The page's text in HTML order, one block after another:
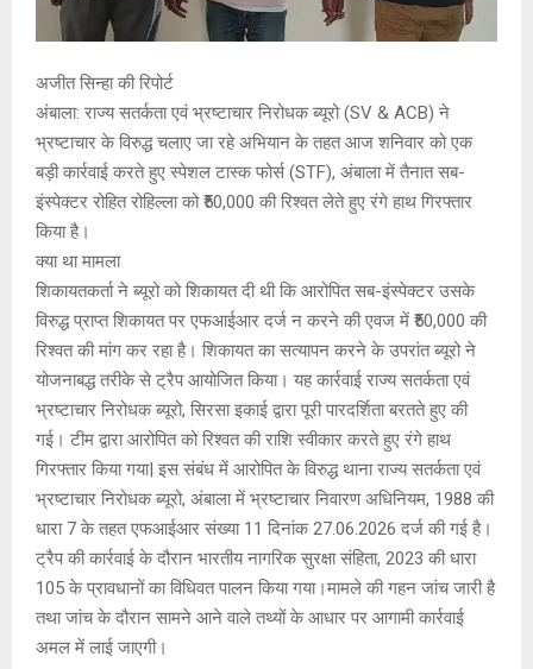
अजीत सिन्हा की रिपोर्ट
अंबाला: राज्य सतर्कता एवं भ्रष्टाचार निरोधक ब्यूरो (SV & ACB) ने
भ्रष्टाचार के विरुद्ध चलाए जा रहे अभियान के तहत आज शनिवार को एक
बड़ी कार्रवाई करते हुए स्पेशल टास्क फोर्स (STF), अंबाला में तैनात सब-
इंस्पेक्टर रोहित रोहिल्ला को ₹50,000 की रिश्वत लेते हुए रंगे हाथ गिरफ्तार
किया है।
क्या था मामला
शिकायतकर्ता ने ब्यूरो को शिकायत दी थी कि आरोपित सब-इंस्पेक्टर उसके
विरुद्ध प्राप्त शिकायत पर एफआईआर दर्ज न करने की एवज में ₹50,000 की
रिश्वत की मांग कर रहा है। शिकायत का सत्यापन करने के उपरांत ब्यूरो ने
योजनाबद्ध तरीके से ट्रैप आयोजित किया। यह कार्रवाई राज्य सतर्कता एवं
भ्रष्टाचार निरोधक ब्यूरो, सिरसा इकाई द्वारा पूरी पारदर्शिता बरतते हुए की
गई। टीम द्वारा आरोपित को रिश्वत की राशि स्वीकार करते हुए रंगे हाथ
गिरफ्तार किया गया| इस संबंध में आरोपित के विरुद्ध थाना राज्य सतर्कता एवं
भ्रष्टाचार निरोधक ब्यूरो, अंबाला में भ्रष्टाचार निवारण अधिनियम, 1988 की
धारा 7 के तहत एफआईआर संख्या 11 दिनांक 27.06.2026 दर्ज की गई है।
ट्रैप की कार्रवाई के दौरान भारतीय नागरिक सुरक्षा संहिता, 2023 की धारा
105 के प्रावधानों का विधिवत पालन किया गया।मामले की गहन जांच जारी है
तथा जांच के दौरान सामने आने वाले तथ्यों के आधार पर आगामी कार्रवाई
अमल में लाई जाएगी।